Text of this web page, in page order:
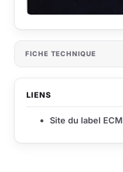
FICHE TECHNIQUE
LIENS
Site du label ECM